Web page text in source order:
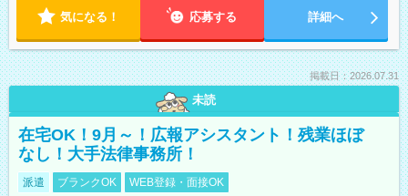
気になる！ 応募する 詳細へ
掲載日：2026.07.31
未読
在宅OK！9月～！広報アシスタント！残業ほぼ
なし！大手法律事務所！
派遣 ブランクOK WEB登録・面接OK